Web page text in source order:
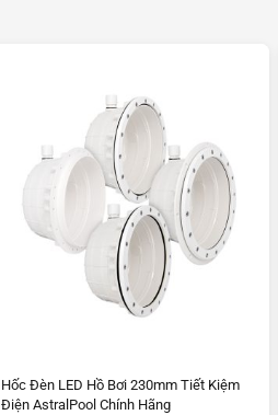
Hốc Đèn LED Hồ Bơi 230mm Tiết Kiệm
Điện AstralPool Chính Hãng